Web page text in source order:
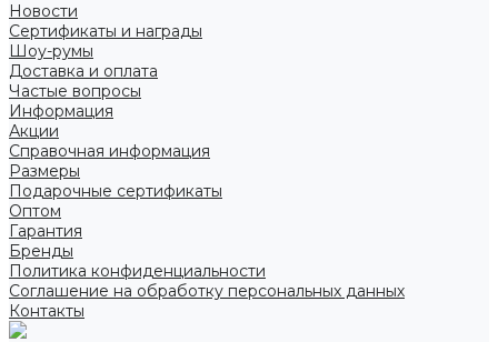
Новости
Сертификаты и награды
Шоу-румы
Доставка и оплата
Частые вопросы
Информация
Акции
Справочная информация
Размеры
Подарочные сертификаты
Оптом
Гарантия
Бренды
Политика конфиденциальности
Соглашение на обработку персональных данных
Контакты